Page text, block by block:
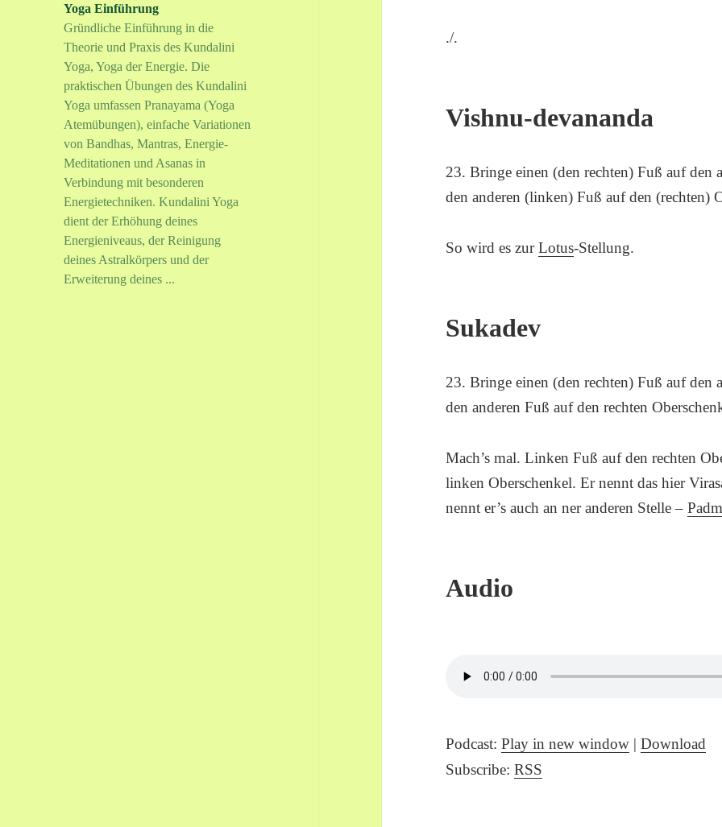
Yoga Einführung
Gründliche Einführung in die
Theorie und Praxis des Kundalini
Yoga, Yoga der Energie. Die
praktischen Übungen des Kundalini
Yoga umfassen Pranayama (Yoga
Atemübungen), einfache Variationen
von Bandhas, Mantras, Energie-
Meditationen und Asanas in
Verbindung mit besonderen
Energietechniken. Kundalini Yoga
dient der Erhöhung deines
Energieniveaus, der Reinigung
deines Astralkörpers und der
Erweiterung deines ...
./.
Vishnu-devananda
23. Bringe einen (den rechten) Fuß auf den
den anderen (linken) Fuß auf den (rechten)
So wird es zurLotus-Stellung.
Sukadev
23. Bringe einen (den rechten) Fuß auf den
den anderen Fuß auf den rechten
Mach’s mal. Linken Fuß auf den rechten
linken Oberschenkel. Er nennt das hier
nennt er’s auch an ner anderen Stelle –
Audio
Podcast:Play in new window |Download
Subscribe:RSS